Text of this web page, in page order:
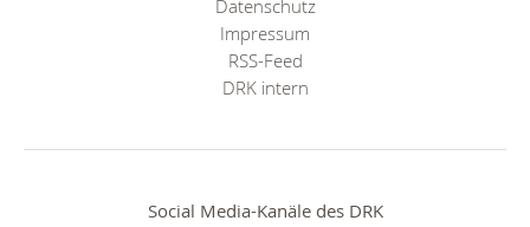
Datenschutz
Impressum
RSS-Feed
DRK intern
Social Media-Kanäle des DRK